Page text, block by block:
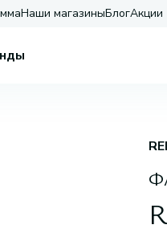
Наши магазиныБлогАкции